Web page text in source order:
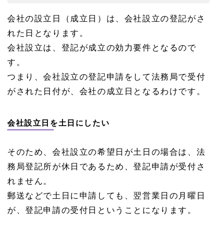
会社の設立日（成立日）は、会社設立の登記がさ
れた日となります。
会社設立は、登記が成立の効力要件となるので
す。
つまり、会社設立の登記申請をして法務局で受付
がされた日付が、会社の成立日となるわけです。
会社設立日を土日にしたい
そのため、会社設立の希望日が土日の場合は、法
務局登記所が休日であるため、登記申請が受付さ
れません。
郵送などで土日に申請しても、翌営業日の月曜日
が、登記申請の受付日ということになります。